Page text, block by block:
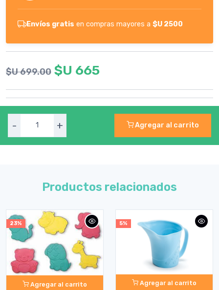
Envíos gratis en compras mayores a $U 2500
$U 699.00 $U 665
- + Agregar al carrito
Productos relacionados
23%
Agregar al carrito
5%
Agregar al carrito